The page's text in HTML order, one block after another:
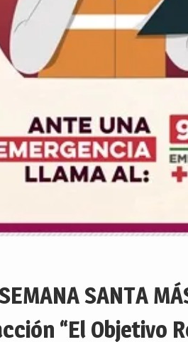
SANTA
“El Objetivo